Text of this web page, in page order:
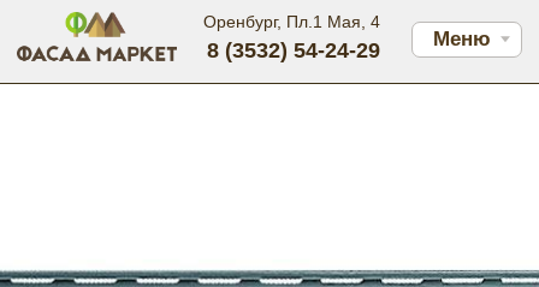
Меню
Оренбург, Пл.1 Мая, 4
8 (3532) 54-24-29